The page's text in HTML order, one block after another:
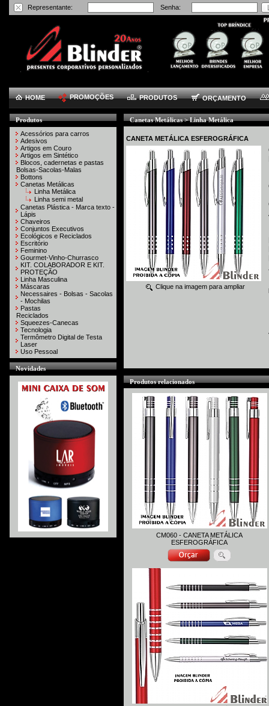
Representante: Senha:
HOME PROMOÇÕES PRODUTOS ORÇAMENTO
Produtos
Acessórios para carros
Adesivos
Artigos em Couro
Artigos em Sintético
Blocos, cadernetas e pastas
Bolsas-Sacolas-Malas
Bottons
Canetas Metálicas
Linha Metálica
Linha semi metal
Canetas Plástica - Marca texto -
Lápis
Chaveiros
Conjuntos Executivos
Ecológicos e Reciclados
Escritório
Feminino
Gourmet-Vinho-Churrasco
KIT. COLABORADOR E KIT.
PROTEÇÃO
Linha Masculina
Máscaras
Necessaires - Bolsas - Sacolas
- Mochilas
Pastas
Reciclados
Squeezes-Canecas
Tecnologia
Termômetro Digital de Testa
Laser
Uso Pessoal
Novidades
Canetas Metálicas > Linha Metálica
CANETA METÁLICA ESFEROGRÁFICA
Clique na imagem para ampliar
Produtos relacionados
CM060 - CANETA METÁLICA
ESFEROGRÁFICA